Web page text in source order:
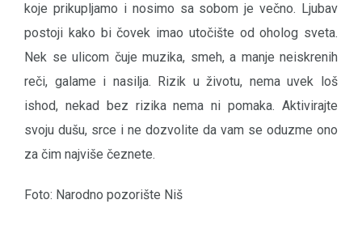
koje prikupljamo i nosimo sa sobom je večno. Ljubav
postoji kako bi čovek imao utočište od oholog sveta.
Nek se ulicom čuje muzika, smeh, a manje neiskrenih
reči, galame i nasilja. Rizik u životu, nema uvek loš
ishod, nekad bez rizika nema ni pomaka. Aktivirajte
svoju dušu, srce i ne dozvolite da vam se oduzme ono
za čim najviše čeznete.
Foto: Narodno pozorište Niš